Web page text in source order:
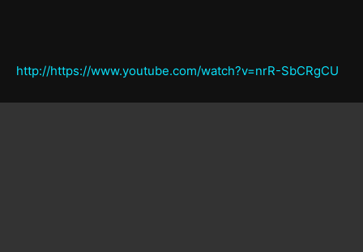
http://https://www.youtube.com/watch?v=nrR-SbCRgCU